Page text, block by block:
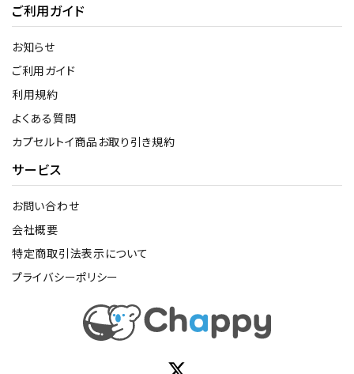
ご利用ガイド
お知らせ
ご利用ガイド
利用規約
よくある質問
カプセルトイ商品お取り引き規約
サービス
お問い合わせ
会社概要
特定商取引法表示について
プライバシーポリシー